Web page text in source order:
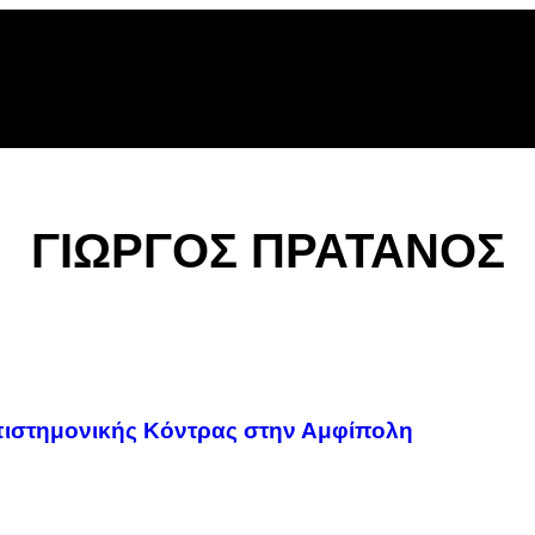
ΓΙΩΡΓΟΣ ΠΡΑΤΑΝΟΣ
Κόντρας στην Αμφίπολη